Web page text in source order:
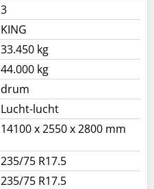
3
KING
33.450 kg
44.000 kg
drum
Lucht-lucht
14100 x 2550 x 2800 mm
235/75 R17.5
235/75 R17.5